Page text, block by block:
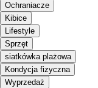
Ochraniacze
Kibice
Lifestyle
Sprzęt
siatkówka plażowa
Kondycja fizyczna
Wyprzedaż